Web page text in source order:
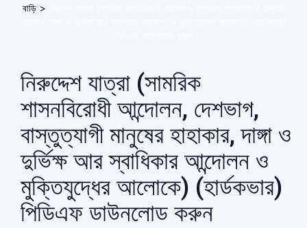
বাড়ি >
নিরুদ্দেশ যাত্রা (সামরিক
শাসনবিরােধী আন্দোলন, দেশভাগ,
বাস্তুত্যাগী মানুষের হাহাকার, দাঙ্গা ও
দুর্ভিক্ষ আর স্বাধিকার আন্দোলন ও
মুক্তিযুদ্ধের আলোকে) (হার্ডকভার)
পিডিএফ ডাউনলোড করুন